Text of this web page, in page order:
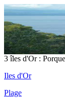
3 îles d'Or :
Iles d'Or
Plage